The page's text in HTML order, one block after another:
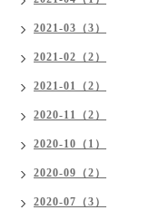
2021-03（3）
2021-02（2）
2021-01（2）
2020-11（2）
2020-10（1）
2020-09（2）
2020-07（3）